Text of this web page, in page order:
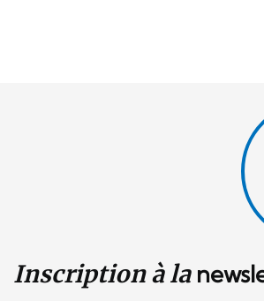
Inscription à la